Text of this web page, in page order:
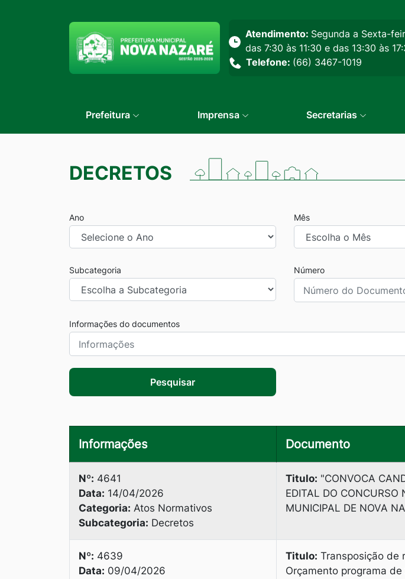
Atendimento: Segunda a Sexta-
das 7:30 às 11:30 e das 13:30 às
Telefone: (66) 3467-1019
Prefeitura Imprensa Secretarias
DECRETOS
Ano Mês
Subcategoria Número
Informações do documentos
Pesquisar
Informações Documento
Nº: 4641
Data: 14/04/2026
Categoria: Atos Normativos
Subcategoria: Decretos
Titulo: "CONVOСА
EDITAL DO CONCURSO
MUNICIPAL DE NOVA
Nº: 4639
Data: 09/04/2026
Titulo: Transposição de
Orçamento programa de